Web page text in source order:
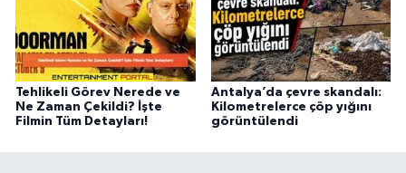
Tehlikeli Görev Nerede ve
Ne Zaman Çekildi? İşte
Filmin Tüm Detayları!
Antalya’da çevre skandalı:
Kilometrelerce çöp yığını
görüntülendi